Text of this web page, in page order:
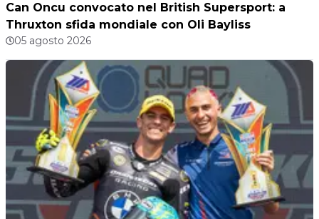
Can Oncu convocato nel British Supersport: a
Thruxton sfida mondiale con Oli Bayliss
05 agosto 2026